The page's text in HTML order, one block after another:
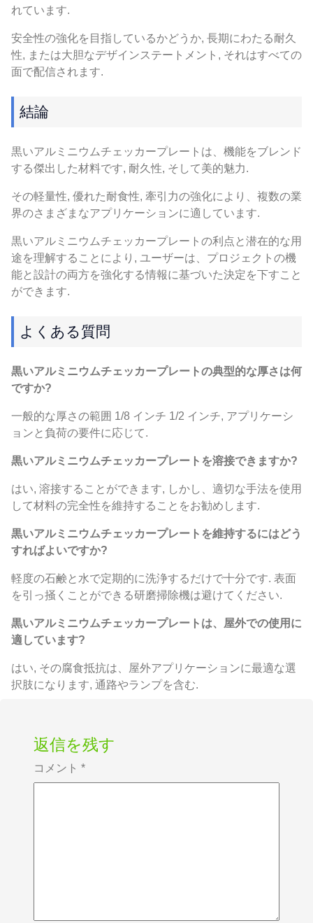
れています.
安全性の強化を目指しているかどうか, 長期にわたる耐久
性, または大胆なデザインステートメント, それはすべての
面で配信されます.
結論
黒いアルミニウムチェッカープレートは、機能をブレンド
する傑出した材料です, 耐久性, そして美的魅力.
その軽量性, 優れた耐食性, 牽引力の強化により、複数の業
界のさまざまなアプリケーションに適しています.
黒いアルミニウムチェッカープレートの利点と潜在的な用
途を理解することにより, ユーザーは、プロジェクトの機
能と設計の両方を強化する情報に基づいた決定を下すこと
ができます.
よくある質問
黒いアルミニウムチェッカープレートの典型的な厚さは何
ですか?
一般的な厚さの範囲 1/8 インチ 1/2 インチ, アプリケーシ
ョンと負荷の要件に応じて.
黒いアルミニウムチェッカープレートを溶接できますか?
はい, 溶接することができます, しかし、適切な手法を使用
して材料の完全性を維持することをお勧めします.
黒いアルミニウムチェッカープレートを維持するにはどう
すればよいですか?
軽度の石鹸と水で定期的に洗浄するだけで十分です. 表面
を引っ掻くことができる研磨掃除機は避けてください.
黒いアルミニウムチェッカープレートは、屋外での使用に
適しています?
はい, その腐食抵抗は、屋外アプリケーションに最適な選
択肢になります, 通路やランプを含む.
返信を残す
コメント *